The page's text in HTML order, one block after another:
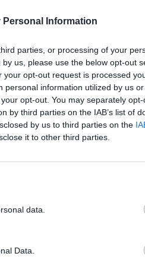
Personal Information
parties, or processing of your
us, please use the below opt-out
opt-out request is processed
information utilized by us
opt-out. You may separately
by third parties on the IAB’s list of
by us to third parties on the
it to other third parties.
data.
Data.
sindical do Sindicato
Ambiente do Centro e
logo que terminar
rescindirmos
ou seja,
ainda ao TB o
Na altura estavam